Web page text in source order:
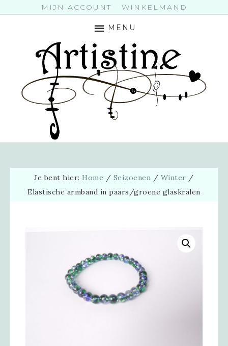
MIJN ACCOUNT WINKELMAND
MENU
Je bent hier: Home / Seizoenen / Winter /
Elastische armband in paars/groene glaskralen